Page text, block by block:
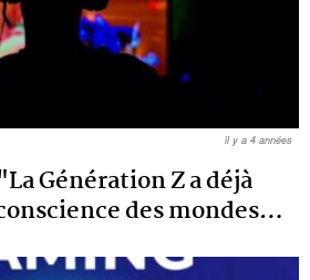
Génération Z a déjà
des mondes…
il y a 4 années